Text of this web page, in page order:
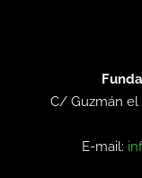
C/ Guzmán
E-mail: